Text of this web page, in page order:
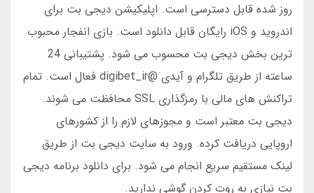
روز شده قابل دسترسی است. اپلیکیشن دیجی بت برای
اندروید و iOS رایگان قابل دانلود است. بازی انفجار محبوب
ترین بخش دیجی بت محسوب می شود. پشتیبانی 24
ساعته از طریق تلگرام و آیدی @digibet_ir فعال است. تمام
تراکنش های مالی با رمزگذاری SSL محافظت می شوند.
دیجی بت معتبر است و مجوزهای لازم را از کشورهای
اروپایی دریافت کرده. ورود به سایت دیجی بت از طریق
لینک مستقیم سریع انجام می شود. برای دانلود برنامه دیجی
بت نیازی به روت کردن گوشی ندارید.